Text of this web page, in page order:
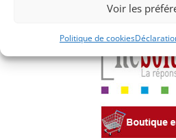
Voir les
Politique de cookies